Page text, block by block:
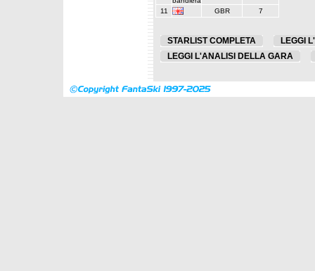
11 GBR 7
STARLIST COMPLETA
LEGGI
LEGGI L'ANALISI DELLA GARA